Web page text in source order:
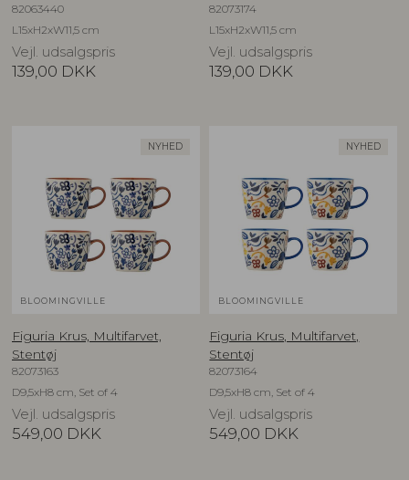
82063440
L15xH2xW11,5 cm
Vejl. udsalgspris
139,00 DKK
82073174
L15xH2xW11,5 cm
Vejl. udsalgspris
139,00 DKK
NYHED
BLOOMINGVILLE
Figuria Krus, Multifarvet,
Stentøj
82073163
D9,5xH8 cm, Set of 4
Vejl. udsalgspris
549,00 DKK
NYHED
BLOOMINGVILLE
Figuria Krus, Multifarvet,
Stentøj
82073164
D9,5xH8 cm, Set of 4
Vejl. udsalgspris
549,00 DKK